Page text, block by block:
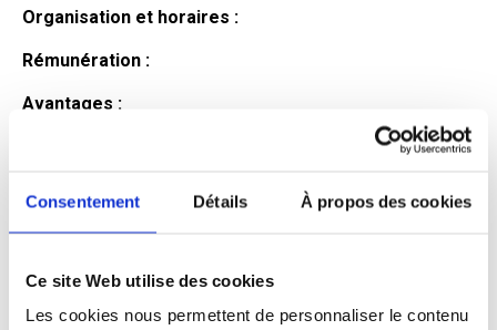
Consentement Détails À propos des cookies
Ce site Web utilise des cookies
Les cookies nous permettent de personnaliser le contenu
Organisation et horaires :
Rémunération :
Avantages :
Profil du
candidat
Qualifications et diplômes :